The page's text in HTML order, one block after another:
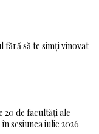
fără să te simți vinovat
20 de facultăți ale
sesiunea iulie 2026